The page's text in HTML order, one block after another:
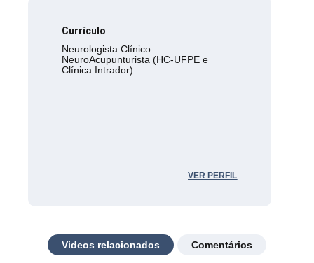
Currículo
Neurologista Clínico
NeuroAcupunturista (HC-UFPE e
Clínica Intrador)
VER PERFIL
Videos relacionados Comentários